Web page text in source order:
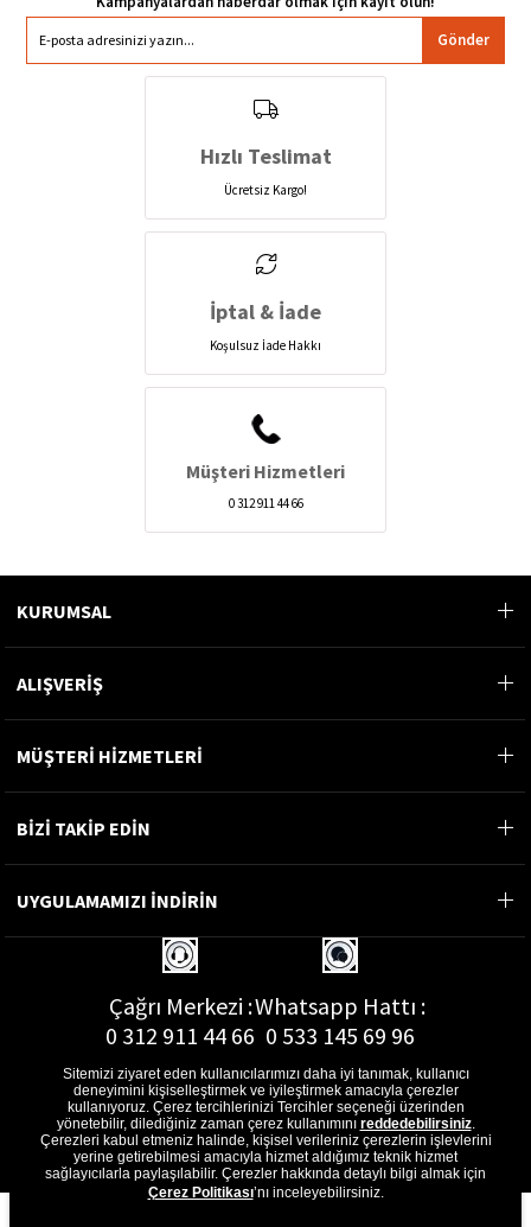
Gönder
Hızlı Teslimat
Ücretsiz Kargo!
İptal & İade
Koşulsuz İade Hakkı
Müşteri Hizmetleri
0 312 911 44 66
KURUMSAL
ALIŞVERİŞ
MÜŞTERİ HİZMETLERİ
BİZİ TAKİP EDİN
UYGULAMAMIZI İNDİRİN
Çağrı Merkezi :
0 312 911 44 66
Whatsapp Hattı :
0 533 145 69 96
E-Posta Adresi :
musterihizmetleri@gon.com.tr
Sitemizi ziyaret eden kullanıcılarımızı daha iyi tanımak, kullanıcı
deneyimini kişiselleştirmek ve iyileştirmek amacıyla çerezler
kullanıyoruz. Çerez tercihlerinizi Tercihler seçeneği üzerinden
yönetebilir, dilediğiniz zaman çerez kullanımını reddedebilirsiniz.
Çerezleri kabul etmeniz halinde, kişisel verileriniz çerezlerin işlevlerini
yerine getirebilmesi amacıyla hizmet aldığımız teknik hizmet
sağlayıcılarla paylaşılabilir. Çerezler hakkında detaylı bilgi almak için
Çerez Politikası’nı inceleyebilirsiniz.